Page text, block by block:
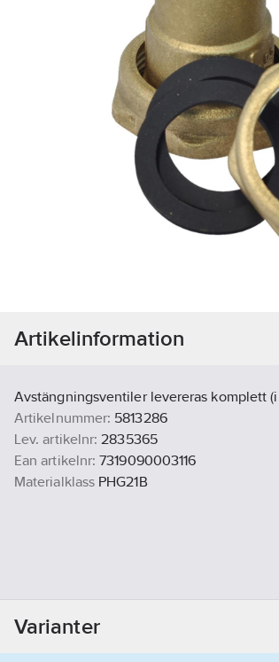
Artikelinformation
Avstängningsventiler levereras komplett
Artikelnummer: 5813286
Lev. artikelnr: 2835365
Ean artikelnr: 7319090003116
Materialklass PHG21B
Varianter